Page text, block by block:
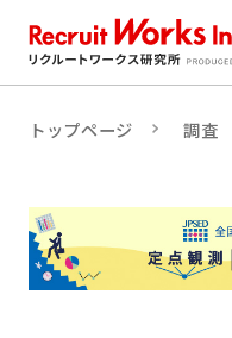
トップページ 調査